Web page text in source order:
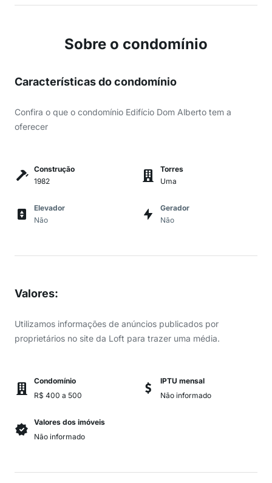
Sobre o condomínio
Características do condomínio
Confira o que o condomínio Edifício Dom Alberto tem a
oferecer
Construção
1982
Torres
Uma
Elevador
Não
Gerador
Não
Valores:
Utilizamos informações de anúncios publicados por
proprietários no site da Loft para trazer uma média.
Condomínio
R$ 400 a 500
IPTU mensal
Não informado
Valores dos imóveis
Não informado